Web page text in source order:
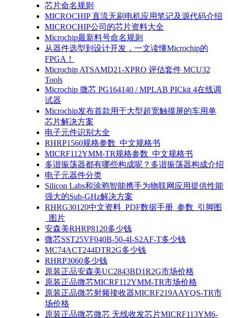
芯片命名规则
MICROCHIP 直流无刷电机应用笔记及源代码介绍
MICROCHIP公司的芯片资料大全
Microchip最新料号命名规则
从器件选型到设计开发，一文读懂Microchip的
FPGA！
Microchip ATSAMD21-XPRO 评估套件 MCU32
Tools
Microchip 微芯 PG164140 / MPLAB PICkit 4在线调
试器
Microchip发布首款用于大型超宽触摸屏的车用单
芯片解决方案
电子元件识别大全
RHRP1560规格参数_中文规格书
MICRF112YMM-TR规格参数_中文规格书
多谐振荡器都有哪些构成呢？多谐振荡器构成介绍
电子元器件分类
Silicon Labs和涂鸦智能携手为物联网应用提供性能
强大的Sub-GHz解决方案
RHRG30120中文资料_PDF数据手册_参数_引脚图
_图片
安森美RHRP8120多少钱
微芯SST25VF040B-50-4I-S2AF-T多少钱
MC74ACT244DTR2G多少钱
RHRP3060多少钱
原装正品安森美UC2843BD1R2G市场价格
原装正品微芯MICRF112YMM-TR市场价格
原装正品微芯射频接收器MICRF219AAYQS-TR市
场价格
原装正品微芯微芯 无线收发芯片MICRF113YM6-